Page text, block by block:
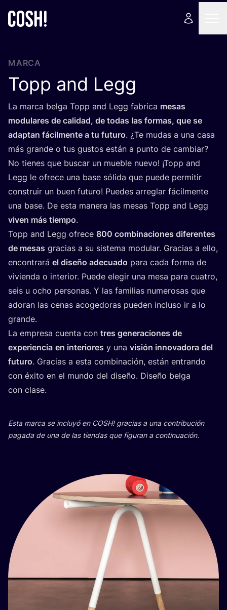
MARCA
Topp and Legg
La mar­ca bel­ga Topp and Legg fabri­ca mesas
modu­la­res de cali­dad, de todas las for­mas, que se
adap­tan fácil­men­te a tu futu­ro. ¿Te mudas a una casa
más gran­de o tus gus­tos están a pun­to de cam­biar?
No tie­nes que bus­car un mue­ble nue­vo! ¡Topp and
Legg le ofre­ce una base sóli­da que pue­de per­mi­tir
cons­truir un buen futu­ro! Pue­des arre­glar fácil­men­te
una base. De esta mane­ra las mesas Topp and Legg
viven más tiem­po.
Topp and Legg ofre­ce 800 com­bi­na­cio­nes dife­ren­tes
de mesas gra­cias a su sis­te­ma modu­lar. Gra­cias a ello,
encon­tra­rá el dise­ño ade­cua­do para cada for­ma de
vivien­da o inte­rior. Pue­de ele­gir una mesa para cua­tro,
seis u ocho per­so­nas. Y las fami­lias nume­ro­sas que
ado­ran las cenas aco­ge­do­ras pue­den inclu­so ir a lo
grande.
La empre­sa cuen­ta con tres gene­ra­cio­nes de
expe­rien­cia en inte­rio­res y una visión inno­va­do­ra del
futu­ro. Gra­cias a esta com­bi­na­ción, están entran­do
con éxi­to en el mun­do del dise­ño. Dise­ño bel­ga
con clase.
Esta mar­ca se inclu­yó en COSH! gra­cias a una con­tri­bu­ción
paga­da de una de las tien­das que figu­ran a continuación.